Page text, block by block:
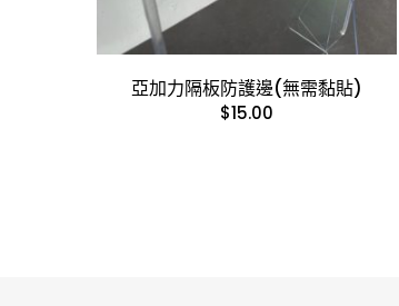
亞加力隔板防護邊(無需黏貼)
$15.00